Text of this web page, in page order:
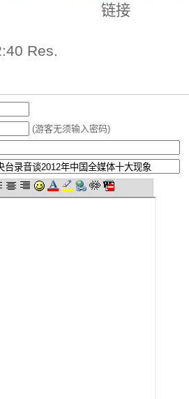
链接
Res.
(游客无须输入密码)